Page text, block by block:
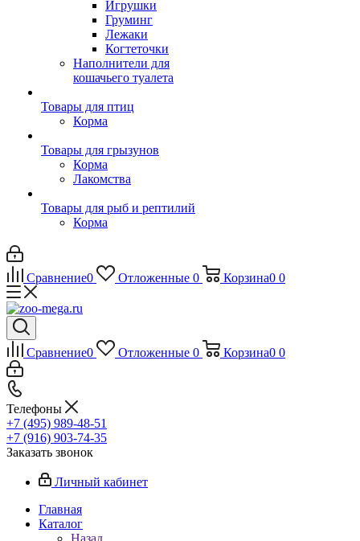
Игрушки
Груминг
Лежаки
Когтеточки
Наполнители для
кошачьего туалета
Товары для птиц
Корма
Товары для грызунов
Корма
Лакомства
Товары для рыб и рептилий
Корма
Сравнение0 Отложенные 0 Корзина0 0
Сравнение0 Отложенные 0 Корзина0 0
Телефоны
+7 (495) 989-48-51
+7 (916) 903-74-35
Заказать звонок
Личный кабинет
Главная
Каталог
Назад